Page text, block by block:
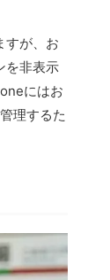
すが、お
を非表示
にはお
理するた